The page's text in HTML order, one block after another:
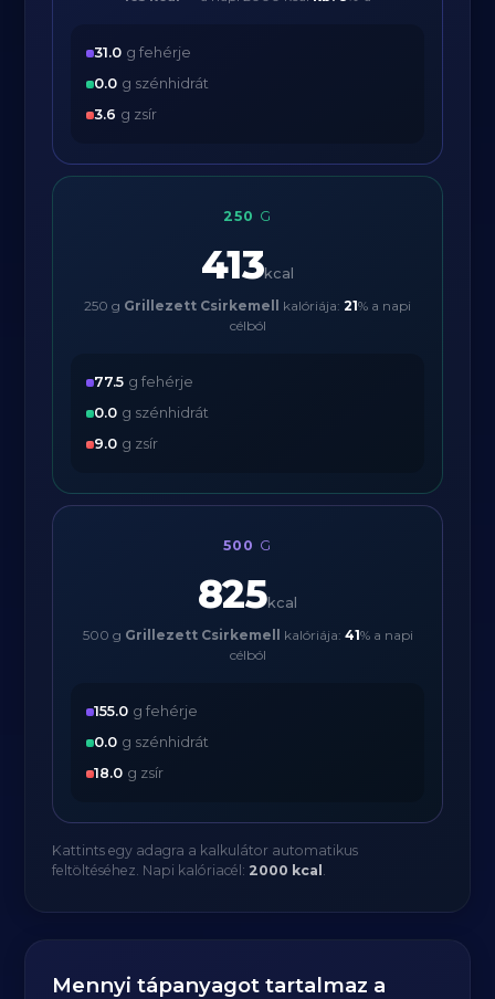
31.0 g fehérje
0.0 g szénhidrát
3.6 g zsír
250 G
413kcal
250 g Grillezett Csirkemell kalóriája: 21% a napi
célból
77.5 g fehérje
0.0 g szénhidrát
9.0 g zsír
500 G
825kcal
500 g Grillezett Csirkemell kalóriája: 41% a napi
célból
155.0 g fehérje
0.0 g szénhidrát
18.0 g zsír
Kattints egy adagra a kalkulátor automatikus
feltöltéséhez. Napi kalóriacél: 2000 kcal .
Mennyi tápanyagot tartalmaz a